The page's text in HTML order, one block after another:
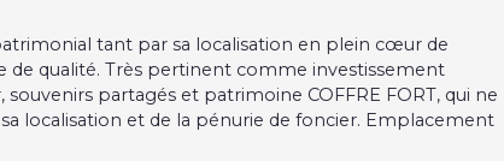
tant par sa localisation en plein cœur de
de qualité. Très pertinent comme investissement
partagés et patrimoine COFFRE FORT, qui ne
localisation et de la pénurie de foncier. Emplacement